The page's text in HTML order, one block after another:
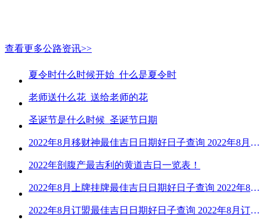
查看更多公路资讯>>
夏令时什么时候开始_什么是夏令时
老师送什么花_送给老师的花
圣诞节是什么时候_圣诞节日期
2022年8月移财神最佳吉日日期好日子查询 2022年8月移财神吉日一览
2022年剖腹产最吉利的黄道吉日一览表！
2022年8月上牌挂牌最佳吉日日期好日子查询 2022年8月上牌吉日精选
2022年8月订盟最佳吉日日期好日子查询 2022年8月订盟黄道吉日一览